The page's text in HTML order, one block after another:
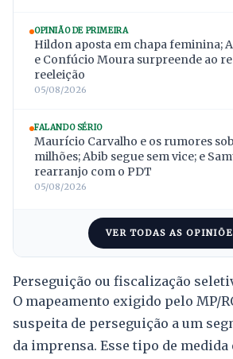
OPINIÃO DE PRIMEIRA
Hildon aposta em chapa feminina;
e Confúcio Moura surpreende ao
reeleição
05/08/2026
FALANDO SÉRIO
Maurício Carvalho e os rumores
milhões; Abib segue sem vice; e
rearranjo com o PDT
05/08/2026
VER TODAS AS
Perseguição ou fiscalização
O mapeamento exigido pelo MP/
suspeita de perseguição a um
da imprensa. Esse tipo de medida